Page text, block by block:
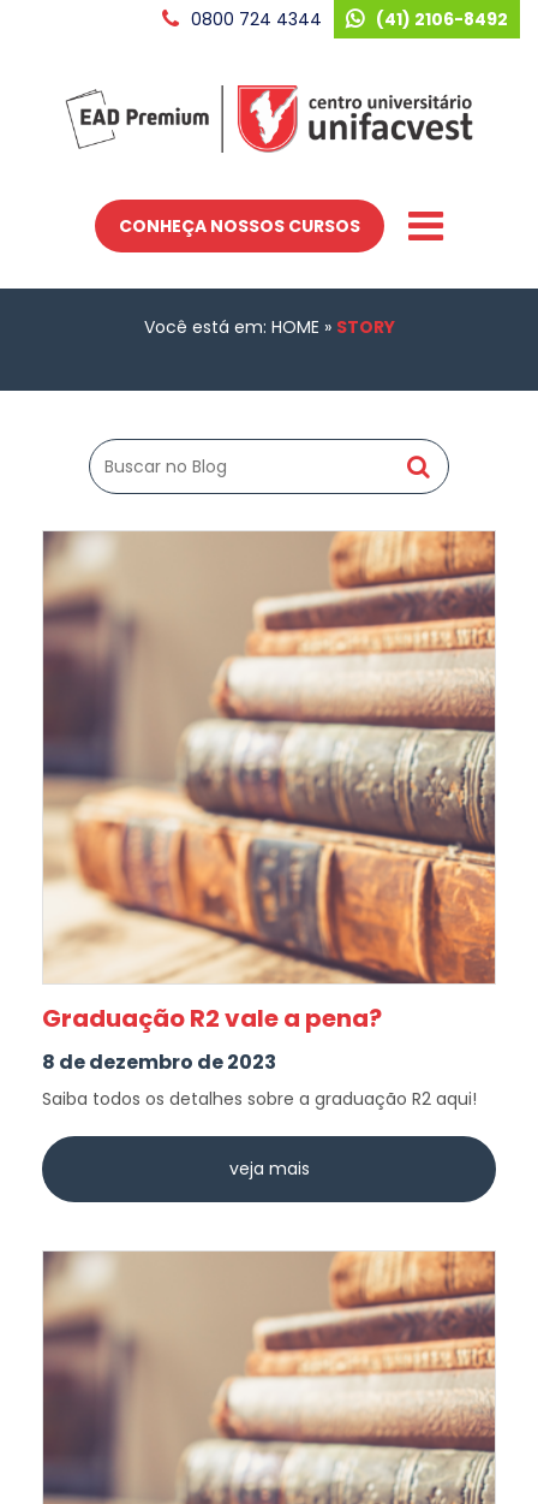
(41) 2106-8492
0800 724 4344
CONHEÇA NOSSOS CURSOS
Você está em: HOME » STORY
Graduação R2 vale a pena?
8 de dezembro de 2023
Saiba todos os detalhes sobre a graduação R2 aqui!
veja mais